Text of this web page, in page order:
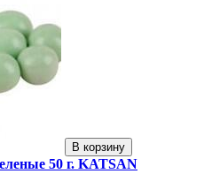
В корзину
50 г. KATSAN